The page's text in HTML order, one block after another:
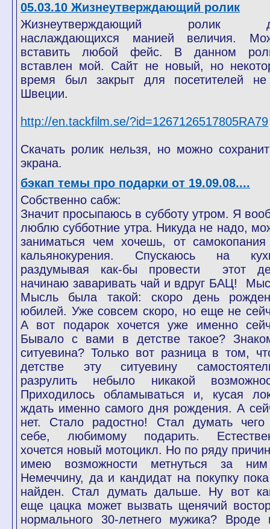
05.03.10 Жизнеутверждающий ролик
Жизнеутверждающий ролик
наслаждающихся манией величия.
вставить любой фейс. В данном
вставлен мой. Сайт не новый, но
время был закрыт для посетителей
Швеции.
http://en.tackfilm.se/?id=1267126517805RA79
Скачать ролик нельзя, но можно
экрана.
бэкап темы про подарки от 19.09.08....
Собственно сабж:
Значит просыпаюсь в субботу утром. Я
люблю субботние утра. Никуда не надо,
заниматься чем хочешь, от
кальянокурения. Спускаюсь на
раздумывая как-бы провести этот
начинаю заваривать чай и вдруг БАЦ!
Мысль была такой: скоро день
юбилей. Уже совсем скоро, но еще не
А вот подарок хочется уже именно
Бывало с вами в детстве такое?
ситуевина? Только вот разница в том,
детстве эту ситуевину
разрулить небыло никакой
Приходилось обламываться и, кусая
ждать именно самого дня рождения. А
нет. Стало радостно! Стал думать
себе, любимому подарить.
хочется новый мотоцикл. Но по ряду
имею возможности метнуться за
Немеччину, да и кандидат на покупку
найден. Стал думать дальше. Ну вот
еще цацка может вызвать щенячий
нормального 30-летнего мужика? Вроде